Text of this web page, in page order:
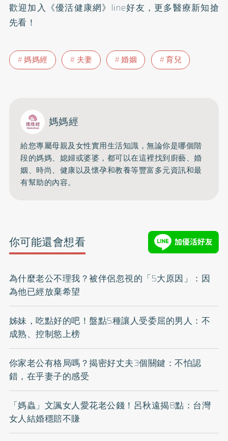
歡迎加入 《優活健康網》line好友 ，更多醫療新知搶
先看！
媽媽經 夫妻 婚姻 育兒
媽媽經
給您專屬母親及女性實用生活知識，無論你是哪個階
段的媽媽、媳婦或婆婆，都可以在這裡找到廚藝、婚
姻、時尚、健康以及懷孕和教養等豐富多元資訊和最
有幫助的內容。
你可能還會想看
為什麼老公不理我？被伴侶忽視的「5大原因」：因
為他已經放棄希望
姊妹，吃點好的吧！盤點5種讓人受委屈的男人：不
成熟、控制慾上榜
你家老公有格局嗎？揭密好丈夫3個關鍵：不怕認
錯，在乎妻子的感受
「媽蟲」文諷女人愛花老公錢！呂秋遠揭8點：台灣
女人結婚穩賠不賺